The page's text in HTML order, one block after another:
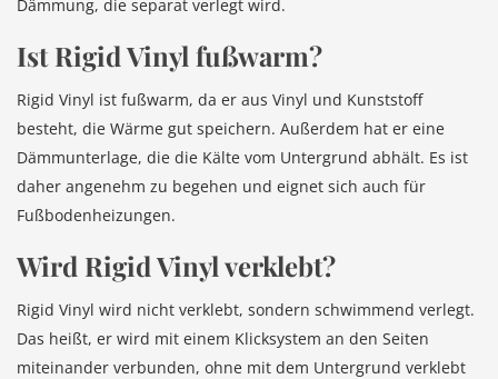
Dämmung, die separat verlegt wird.
Ist Rigid Vinyl fußwarm?
Rigid Vinyl ist fußwarm, da er aus Vinyl und Kunststoff
besteht, die Wärme gut speichern. Außerdem hat er eine
Dämmunterlage, die die Kälte vom Untergrund abhält. Es ist
daher angenehm zu begehen und eignet sich auch für
Fußbodenheizungen.
Wird Rigid Vinyl verklebt?
Rigid Vinyl wird nicht verklebt, sondern schwimmend verlegt.
Das heißt, er wird mit einem Klicksystem an den Seiten
miteinander verbunden, ohne mit dem Untergrund verklebt